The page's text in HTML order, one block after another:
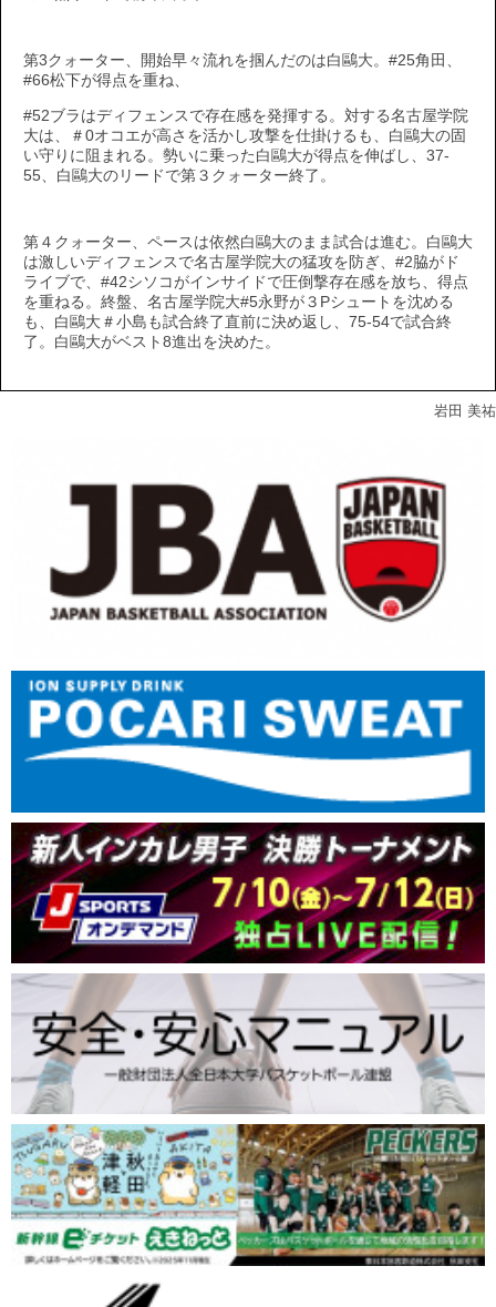
第3クォーター、開始早々流れを掴んだのは白鷗大。#25角田、
#66松下が得点を重ね、
#52ブラはディフェンスで存在感を発揮する。対する名古屋学院
大は、＃0オコエが高さを活かし攻撃を仕掛けるも、白鷗大の固
い守りに阻まれる。勢いに乗った白鷗大が得点を伸ばし、37-
55、白鷗大のリードで第３クォーター終了。
第４クォーター、ペースは依然白鷗大のまま試合は進む。白鷗大
は激しいディフェンスで名古屋学院大の猛攻を防ぎ、#2脇がド
ライブで、#42シソコがインサイドで圧倒撃存在感を放ち、得点
を重ねる。終盤、名古屋学院大#5永野が３Pシュートを沈める
も、白鷗大＃小島も試合終了直前に決め返し、75-54で試合終
了。白鷗大がベスト8進出を決めた。
岩田 美祐